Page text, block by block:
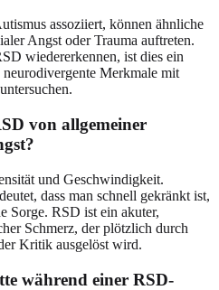
assoziiert, können ähnliche
Angst oder Trauma auftreten.
wiedererkennen, ist dies ein
Merkmale mit
von allgemeiner
und Geschwindigkeit.
dass man schnell gekränkt ist,
Sorge. RSD ist ein akuter,
Schmerz, der plötzlich durch
Kritik ausgelöst wird.
während einer RSD-